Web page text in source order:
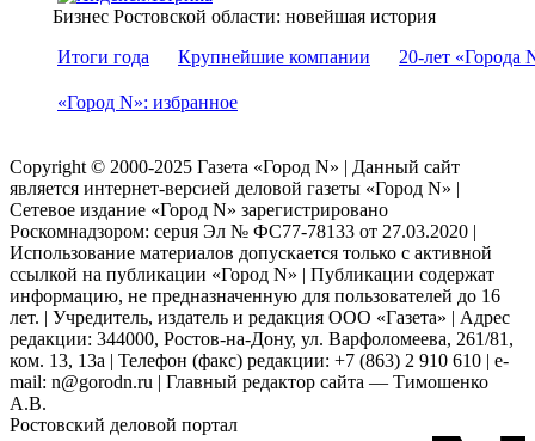
Бизнес Ростовской области: новейшая история
Итоги года
Крупнейшие компании 20-лет «Города
«Город N»: избранное
Copyright © 2000-2025 Газета «Город N» | Данный сайт
является интернет-версией деловой газеты «Город N» |
Сетевое издание «Город N» зарегистрировано
Роскомнадзором: серuя Эл № ФС77-78133 от 27.03.2020 |
Использование материалов допускается только с активной
ссылкой на публикации «Город N» | Публикации содержат
информацию, не предназначенную для пользователей до 16
лет. | Учредитель, издатель и редакция ООО «Газета» | Адрес
редакции: 344000, Ростов-на-Дону, ул. Варфоломеева, 261/81,
ком. 13, 13а | Телефон (факс) редакции: +7 (863) 2 910 610 | e-
mail: n@gorodn.ru | Главный редактор сайта — Тимошенко
А.В.
Ростовский деловой портал